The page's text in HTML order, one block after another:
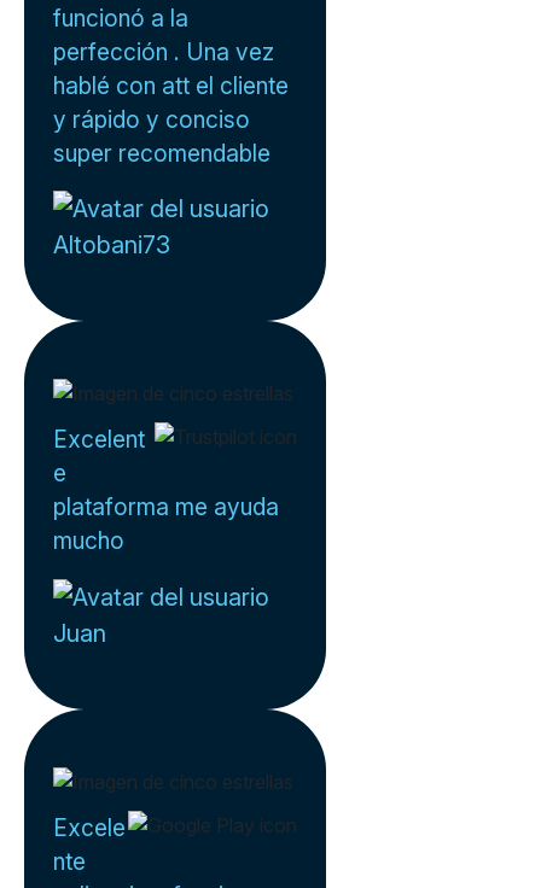
funcionó a la
perfección . Una vez
hablé con att el cliente
y rápido y conciso
super recomendable
Altobani73
Excelent
e
plataforma me ayuda
mucho
Juan
Excele
nte